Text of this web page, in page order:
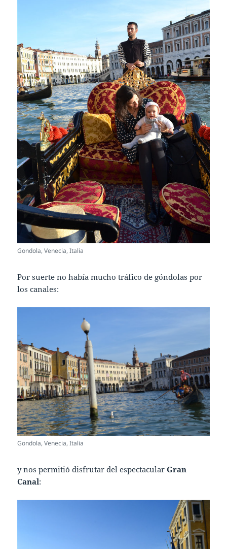
Gondola, Venecia, Italia
Por suerte no había mucho tráfico de góndolas por
los canales:
Gondola, Venecia, Italia
y nos permitió disfrutar del espectacular Gran
Canal: